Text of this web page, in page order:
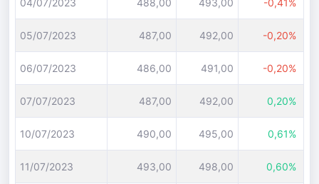
04/07/2023 488,00 493,00 -0,41%
05/07/2023 487,00 492,00 -0,20%
06/07/2023 486,00 491,00 -0,20%
07/07/2023 487,00 492,00 0,20%
10/07/2023 490,00 495,00 0,61%
11/07/2023 493,00 498,00 0,60%